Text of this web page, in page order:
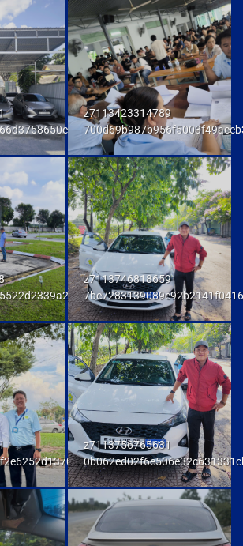
z7113423314789
z7113746818659
z7113756765631